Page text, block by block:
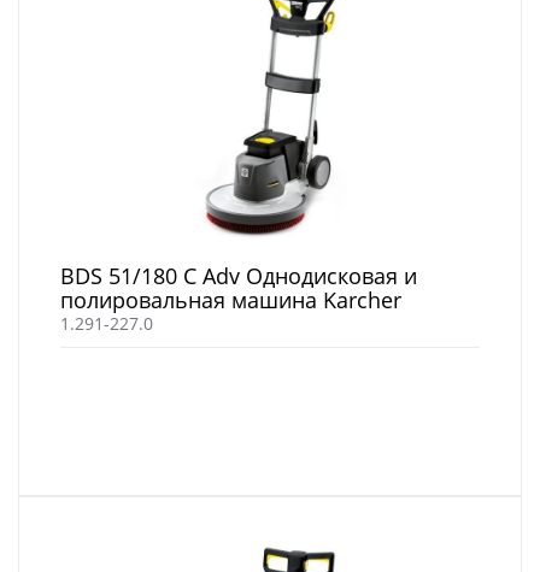
BDS 51/180 C Adv Однодисковая и
полировальная машина Karcher
1.291-227.0